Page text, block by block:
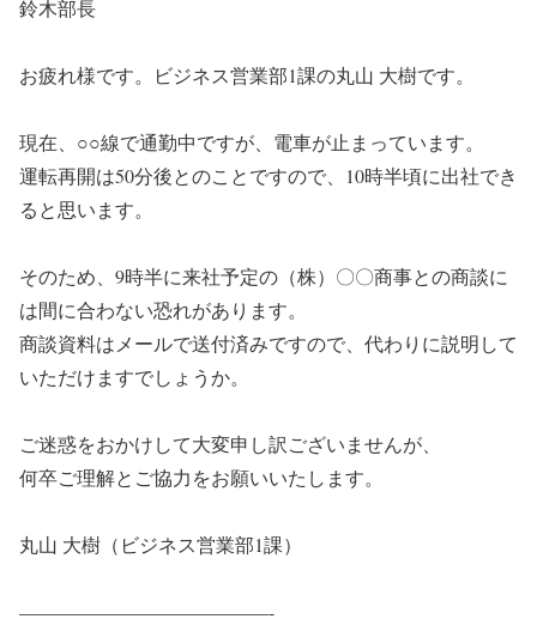
鈴木部長
お疲れ様です。ビジネス営業部1課の丸山 大樹です。
現在、○○線で通勤中ですが、電車が止まっています。
運転再開は50分後とのことですので、10時半頃に出社でき
ると思います。
そのため、9時半に来社予定の（株）〇〇商事との商談に
は間に合わない恐れがあります。
商談資料はメールで送付済みですので、代わりに説明して
いただけますでしょうか。
ご迷惑をおかけして大変申し訳ございませんが、
何卒ご理解とご協力をお願いいたします。
丸山 大樹（ビジネス営業部1課）
—————————————-